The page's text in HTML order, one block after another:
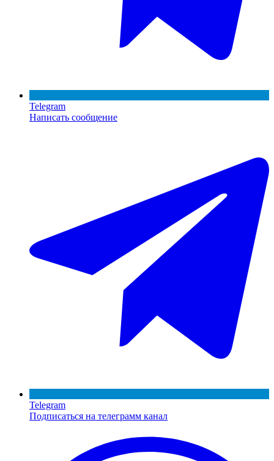
Telegram
Написать сообщение
Telegram
Подписаться на телеграмм канал